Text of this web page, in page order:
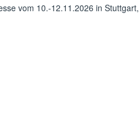
vom 10.-12.11.2026 in Stuttgart,